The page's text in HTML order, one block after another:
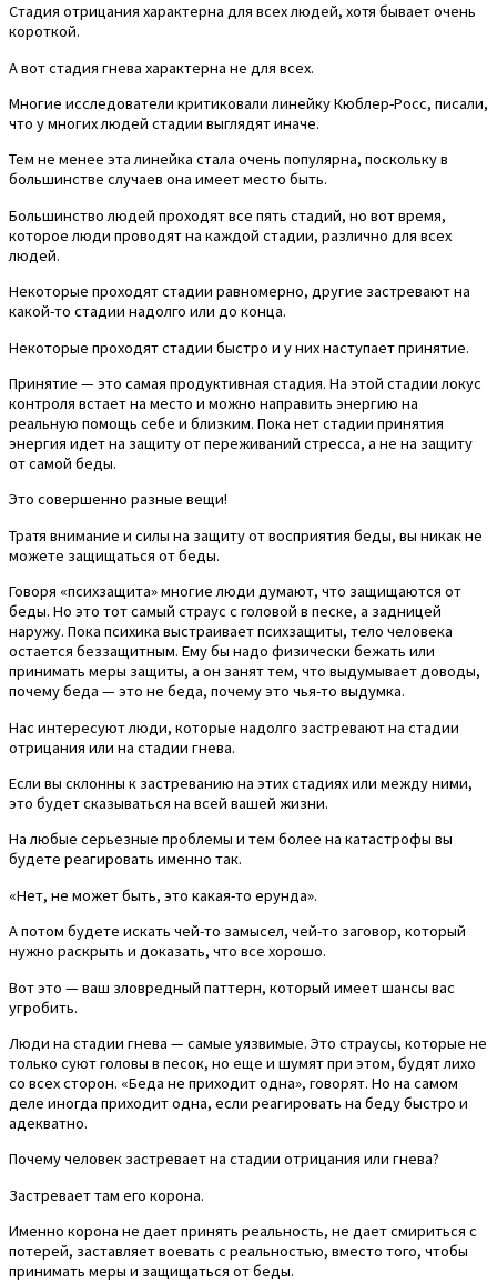
Стадия отрицания характерна для всех людей, хотя бывает очень
короткой.
А вот стадия гнева характерна не для всех.
Многие исследователи критиковали линейку Кюблер-Росс, писали,
что у многих людей стадии выглядят иначе.
Тем не менее эта линейка стала очень популярна, поскольку в
большинстве случаев она имеет место быть.
Большинство людей проходят все пять стадий, но вот время,
которое люди проводят на каждой стадии, различно для всех
людей.
Некоторые проходят стадии равномерно, другие застревают на
какой-то стадии надолго или до конца.
Некоторые проходят стадии быстро и у них наступает принятие.
Принятие — это самая продуктивная стадия. На этой стадии локус
контроля встает на место и можно направить энергию на
реальную помощь себе и близким. Пока нет стадии принятия
энергия идет на защиту от переживаний стресса, а не на защиту
от самой беды.
Это совершенно разные вещи!
Тратя внимание и силы на защиту от восприятия беды, вы никак не
можете защищаться от беды.
Говоря «психзащита» многие люди думают, что защищаются от
беды. Но это тот самый страус с головой в песке, а задницей
наружу. Пока психика выстраивает психзащиты, тело человека
остается беззащитным. Ему бы надо физически бежать или
принимать меры защиты, а он занят тем, что выдумывает доводы,
почему беда — это не беда, почему это чья-то выдумка.
Нас интересуют люди, которые надолго застревают на стадии
отрицания или на стадии гнева.
Если вы склонны к застреванию на этих стадиях или между ними,
это будет сказываться на всей вашей жизни.
На любые серьезные проблемы и тем более на катастрофы вы
будете реагировать именно так.
«Нет, не может быть, это какая-то ерунда».
А потом будете искать чей-то замысел, чей-то заговор, который
нужно раскрыть и доказать, что все хорошо.
Вот это — ваш зловредный паттерн, который имеет шансы вас
угробить.
Люди на стадии гнева — самые уязвимые. Это страусы, которые не
только суют головы в песок, но еще и шумят при этом, будят лихо
со всех сторон. «Беда не приходит одна», говорят. Но на самом
деле иногда приходит одна, если реагировать на беду быстро и
адекватно.
Почему человек застревает на стадии отрицания или гнева?
Застревает там его корона.
Именно корона не дает принять реальность, не дает смириться с
потерей, заставляет воевать с реальностью, вместо того, чтобы
принимать меры и защищаться от беды.